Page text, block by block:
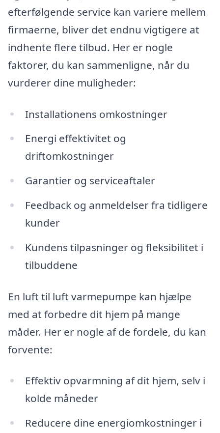
efterfølgende service kan variere mellem
firmaerne, bliver det endnu vigtigere at
indhente flere tilbud. Her er nogle
faktorer, du kan sammenligne, når du
vurderer dine muligheder:
Installationens omkostninger
Energi effektivitet og
driftomkostninger
Garantier og serviceaftaler
Feedback og anmeldelser fra tidligere
kunder
Kundens tilpasninger og fleksibilitet i
tilbuddene
En luft til luft varmepumpe kan hjælpe
med at forbedre dit hjem på mange
måder. Her er nogle af de fordele, du kan
forvente:
Effektiv opvarmning af dit hjem, selv i
kolde måneder
Reducere dine energiomkostninger i